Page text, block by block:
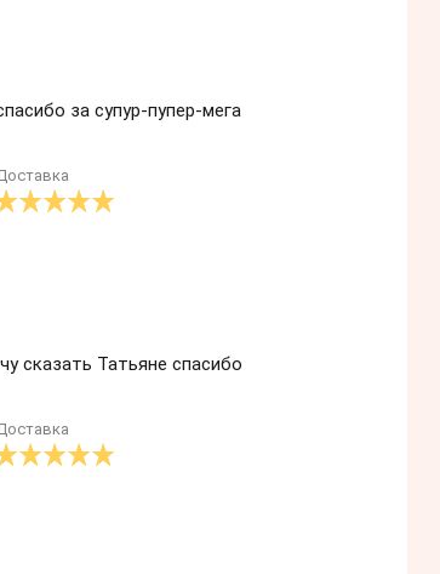
за супур-пупер-мега
сказать Татьяне спасибо